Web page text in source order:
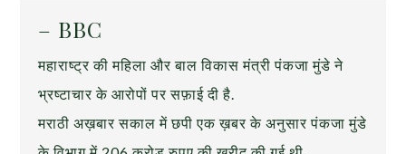
– BBC
महाराष्ट्र की महिला और बाल विकास मंत्री पंकजा मुंडे ने
भ्रष्टाचार के आरोपों पर सफ़ाई दी है.
मराठी अख़बार सकाल में छपी एक ख़बर के अनुसार पंकजा मुंडे